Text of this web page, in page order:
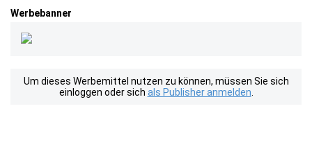
Werbebanner
Um dieses Werbemittel nutzen zu können, müssen Sie sich
einloggen oder sich als Publisher anmelden